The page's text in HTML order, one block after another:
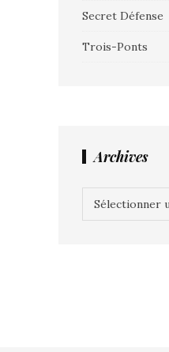
Secret Défense
Trois-Ponts
Archives